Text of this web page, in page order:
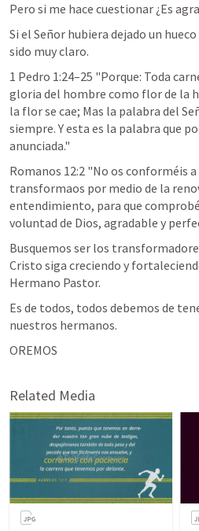
Pero si me hace cuestionar ¿Es
Si el Señor hubiera dejado un
sido muy claro.
1 Pedro 1:24–25 "Porque: Toda
gloria del hombre como flor de la
la flor se cae; Mas la palabra del
siempre. Y esta es la palabra que
anunciada."
Romanos 12:2 "No os conforméis
transformaos por medio de la
entendimiento, para que
voluntad de Dios, agradable y
Busquemos ser los
Cristo siga creciendo y
Hermano Pastor.
Es de todos, todos debemos de
nuestros hermanos.
OREMOS
Related Media